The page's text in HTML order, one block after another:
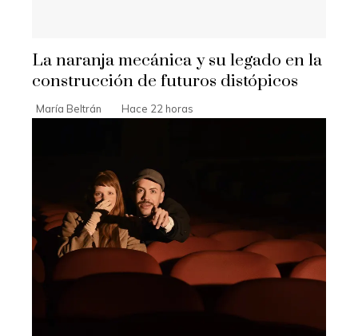
La naranja mecánica y su legado en la
construcción de futuros distópicos
María Beltrán Hace 22 horas